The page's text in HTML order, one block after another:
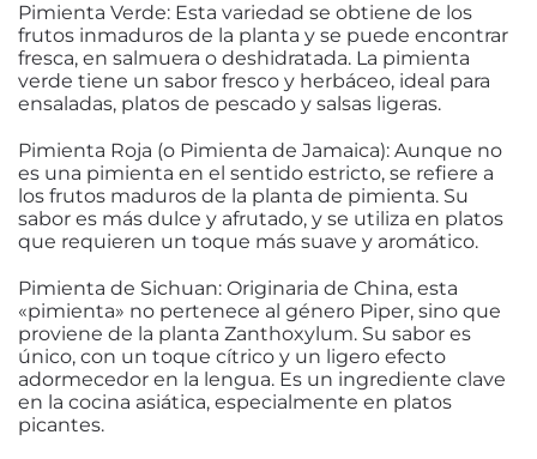
Pimienta Verde: Esta variedad se obtiene de los
frutos inmaduros de la planta y se puede encontrar
fresca, en salmuera o deshidratada. La pimienta
verde tiene un sabor fresco y herbáceo, ideal para
ensaladas, platos de pescado y salsas ligeras.
Pimienta Roja (o Pimienta de Jamaica): Aunque no
es una pimienta en el sentido estricto, se refiere a
los frutos maduros de la planta de pimienta. Su
sabor es más dulce y afrutado, y se utiliza en platos
que requieren un toque más suave y aromático.
Pimienta de Sichuan: Originaria de China, esta
«pimienta» no pertenece al género Piper, sino que
proviene de la planta Zanthoxylum. Su sabor es
único, con un toque cítrico y un ligero efecto
adormecedor en la lengua. Es un ingrediente clave
en la cocina asiática, especialmente en platos
picantes.